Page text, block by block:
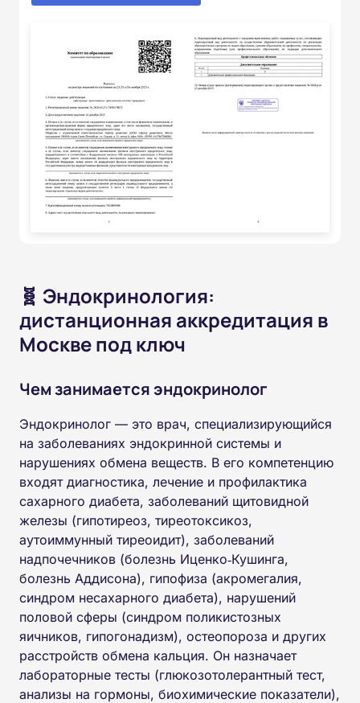
🧬 Эндокринология:
дистанционная аккредитация в
Москве под ключ
Чем занимается эндокринолог
Эндокринолог — это врач, специализирующийся
на заболеваниях эндокринной системы и
нарушениях обмена веществ. В его компетенцию
входят диагностика, лечение и профилактика
сахарного диабета, заболеваний щитовидной
железы (гипотиреоз, тиреотоксикоз,
аутоиммунный тиреоидит), заболеваний
надпочечников (болезнь Иценко‑Кушинга,
болезнь Аддисона), гипофиза (акромегалия,
синдром несахарного диабета), нарушений
половой сферы (синдром поликистозных
яичников, гипогонадизм), остеопороза и других
расстройств обмена кальция. Он назначает
лабораторные тесты (глюкозотолерантный тест,
анализы на гормоны, биохимические показатели),